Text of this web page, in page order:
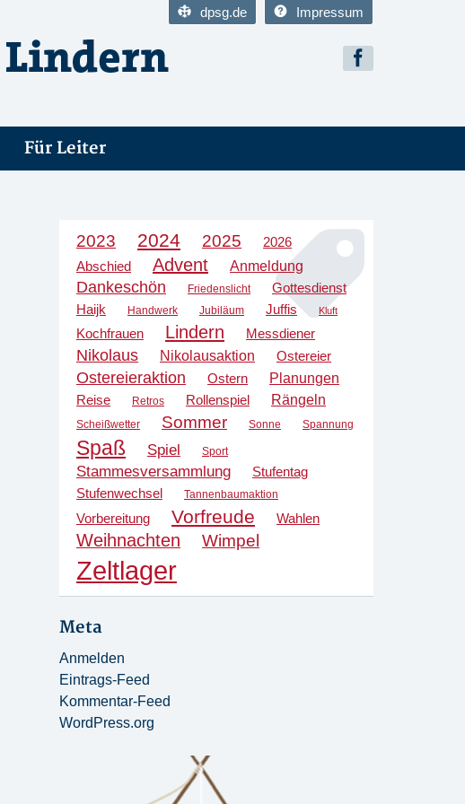
dpsg.de Impressum
Für Leiter
2023 2024 2025 2026
Abschied Advent Anmeldung
Dankeschön Friedenslicht
Gottesdienst
Haijk
Handwerk Jubiläum Juffis Kluft
Kochfrauen Lindern Messdiener
Nikolaus Nikolausaktion Ostereier
Ostereieraktion Ostern Planungen
Reise Retros Rollenspiel Rängeln
Scheißwetter Sommer Sonne Spannung
Spaß Spiel Sport
Stammesversammlung Stufentag
Stufenwechsel Tannenbaumaktion
Vorbereitung Vorfreude Wahlen
Weihnachten Wimpel
Zeltlager
Meta
Anmelden
Eintrags-Feed
Kommentar-Feed
WordPress.org